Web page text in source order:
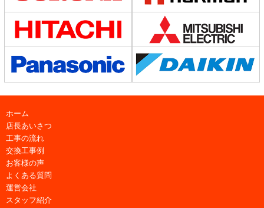
ホーム
店長あいさつ
工事の流れ
交換工事例
お客様の声
よくある質問
運営会社
スタッフ紹介